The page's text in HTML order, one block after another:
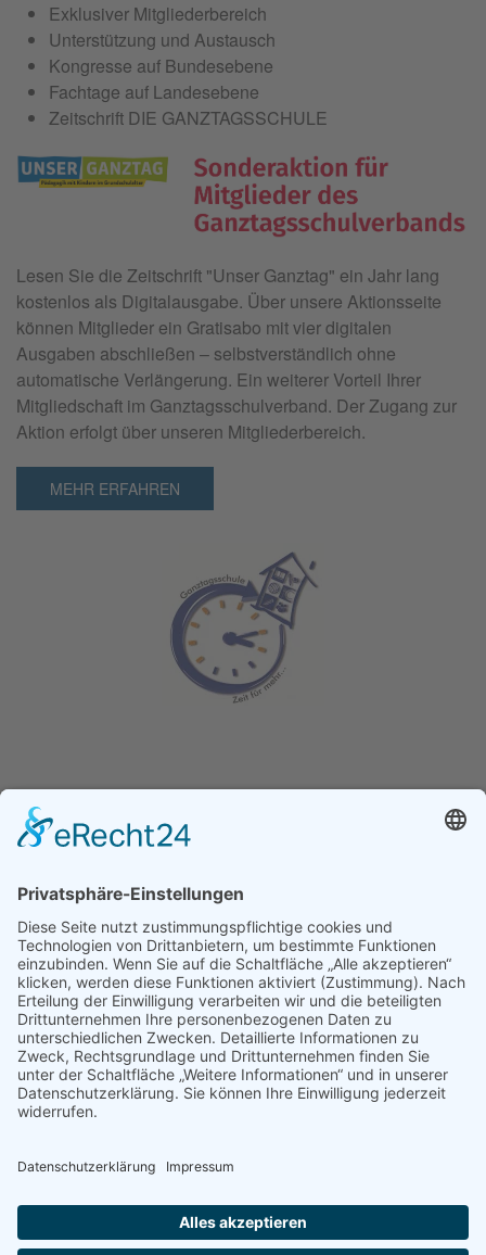
Exklusiver Mitgliederbereich
Unterstützung und Austausch
Kongresse auf Bundesebene
Fachtage auf Landesebene
Zeitschrift DIE GANZTAGSSCHULE
Lesen Sie die Zeitschrift "Unser Ganztag" ein Jahr lang
kostenlos als Digitalausgabe. Über unsere Aktionsseite
können Mitglieder ein Gratisabo mit vier digitalen
Ausgaben abschließen – selbstverständlich ohne
automatische Verlängerung. Ein weiterer Vorteil Ihrer
Mitgliedschaft im Ganztagsschulverband. Der Zugang zur
Aktion erfolgt über unseren Mitgliederbereich.
MEHR ERFAHREN
Ganz­tag­sschul­ver­band e.V.
04277 Leipzig
E-Mail:buelau@ganztagsschulverband.de